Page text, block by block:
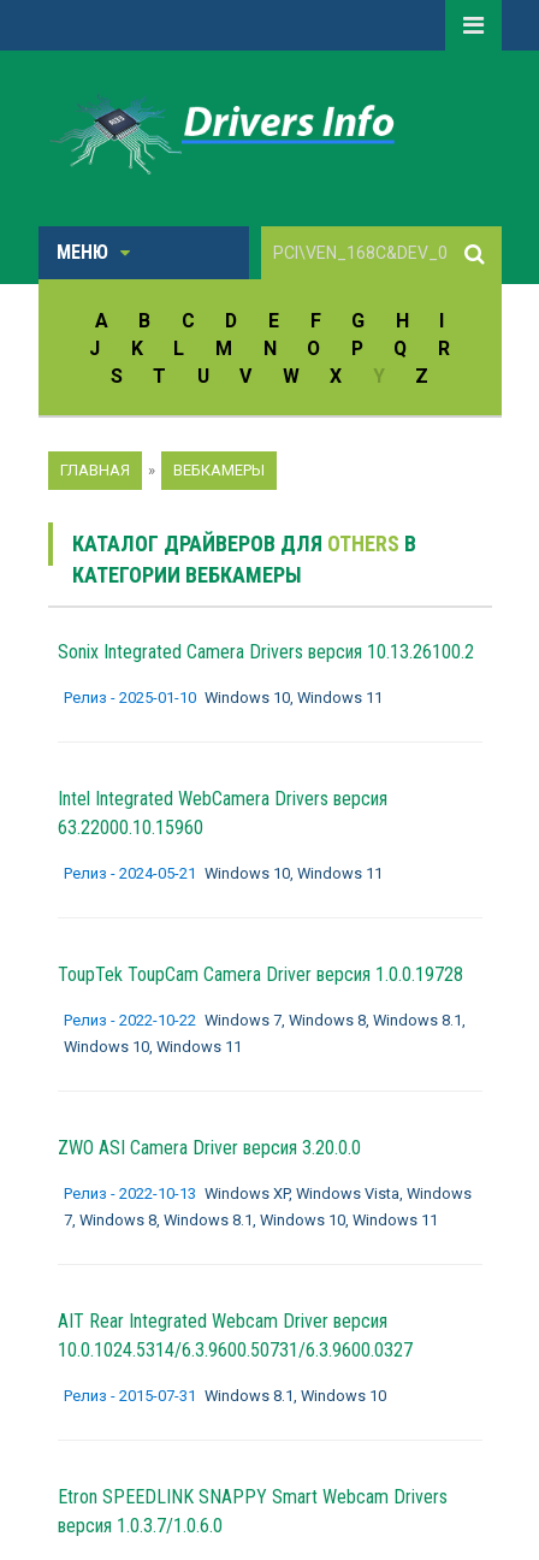
МЕНЮ
A B C D E F G H
I
J
K L M N O P Q
R
S
T U V W X Y Z
ГЛАВНАЯ » ВЕБКАМЕРЫ
КАТАЛОГ ДРАЙВЕРОВ ДЛЯ OTHERS В
КАТЕГОРИИ ВЕБКАМЕРЫ
Sonix Integrated Camera Drivers версия 10.13.26100.2
Релиз - 2025-01-10 Windows 10, Windows 11
Intel Integrated WebCamera Drivers версия
63.22000.10.15960
Релиз - 2024-05-21 Windows 10, Windows 11
ToupTek ToupCam Camera Driver версия 1.0.0.19728
Релиз - 2022-10-22 Windows 7, Windows 8, Windows 8.1,
Windows 10, Windows 11
ZWO ASI Camera Driver версия 3.20.0.0
Релиз - 2022-10-13 Windows XP, Windows Vista, Windows
7, Windows 8, Windows 8.1, Windows 10, Windows 11
AIT Rear Integrated Webcam Driver версия
10.0.1024.5314/6.3.9600.50731/6.3.9600.0327
Релиз - 2015-07-31 Windows 8.1, Windows 10
Etron SPEEDLINK SNAPPY Smart Webcam Drivers
версия 1.0.3.7/1.0.6.0